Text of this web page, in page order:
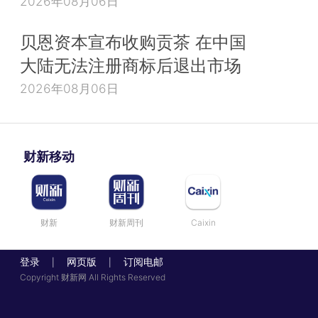
贝恩资本宣布收购贡茶 在中国
大陆无法注册商标后退出市场
2026年08月06日
财新移动
财新 财新周刊 Caixin
登录 网页版 订阅电邮
Copyright 财新网 All Rights Reserved